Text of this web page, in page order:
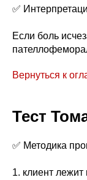
✅
Если боль
Вернуться к
Тест
✅ Методика
1. клиент